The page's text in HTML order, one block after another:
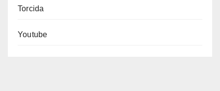
Torcida
Youtube